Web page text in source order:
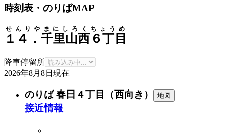
時刻表・のりばMAP
１４．千里山西６丁目
せんりやまにしろくちょうめ
降車停留所
2026年8月8日 現在
のりば 春日４丁目（西向き） 地図
接近情報